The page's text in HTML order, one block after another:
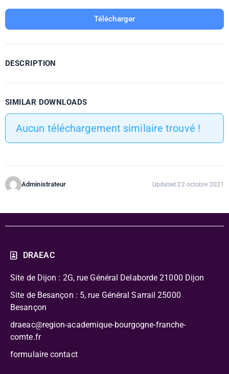
Télécharger
DESCRIPTION
SIMILAR DOWNLOADS
Aucun téléchargement similaire trouvé !
Administrateur Updated 22 octobre 2021
DRAEAC
Site de Dijon : 2G, rue Général Delaborde 21000 Dijon
Site de Besançon : 5, rue Général Sarrail 25000
Besançon
draeac@region-academique-bourgogne-franche-
comte.fr
formulaire contact